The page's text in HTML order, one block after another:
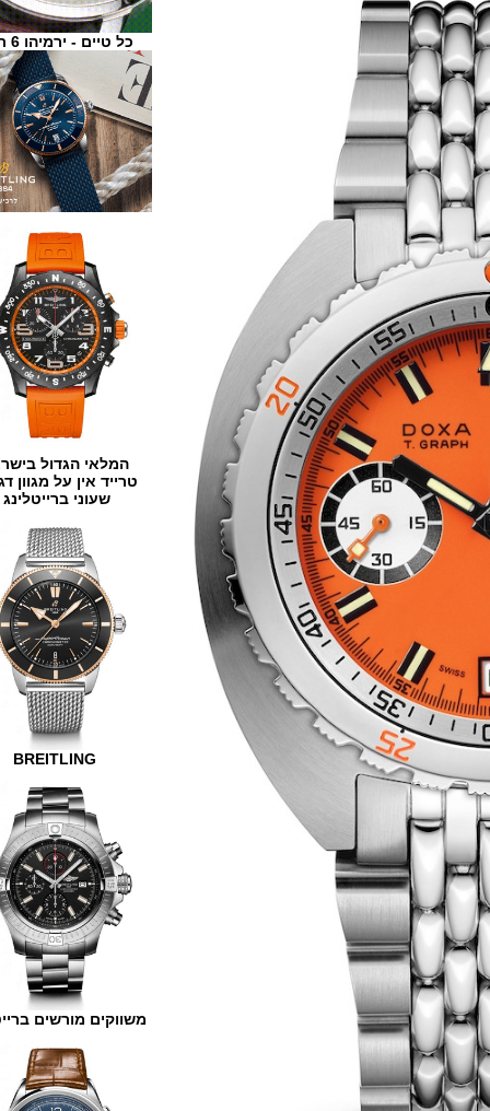
כל טיים - ירמיהו 6 ת"א
המלאי הגדול בישראל
טרייד אין על מגוון דגמים
שעוני ברייטלינג
BREITLING
משווקים מורשים ברייטלינג